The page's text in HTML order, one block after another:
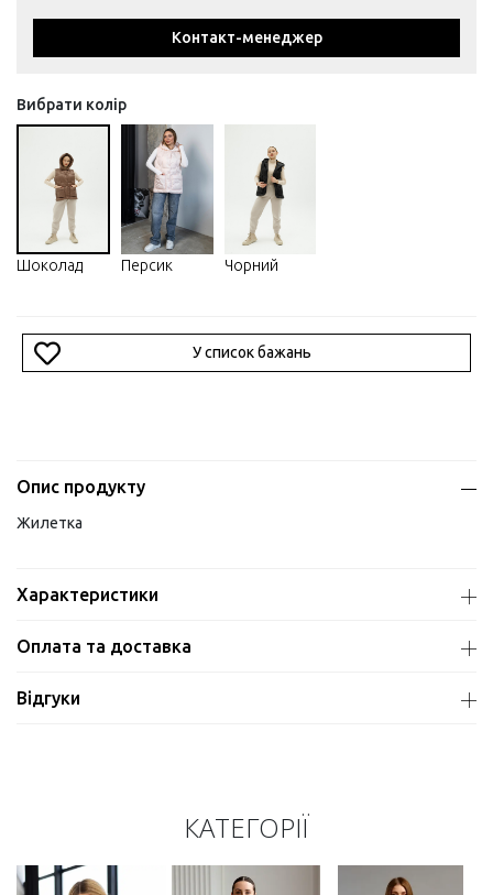
Контакт-менеджер
Вибрати колір
Шоколад Персик Чорний
У список бажань
Опис продукту
Жилетка
Характеристики
Оплата та доставка
Відгуки
КАТЕГОРІЇ